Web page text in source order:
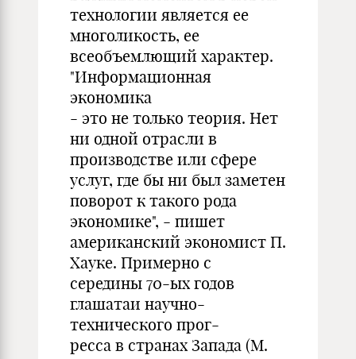
технологии является ее
многоликость, ее
всеобъемлющий характер.
"Информационная
экономика
- это не только теория. Нет
ни одной отрасли в
производстве или сфере
услуг, где бы ни был заметен
поворот к такого рода
экономике", - пишет
американский экономист П.
Хауке. Примерно с
середины 70-ых годов
глашатаи научно-
технического прог-
ресса в странах Запада (М.